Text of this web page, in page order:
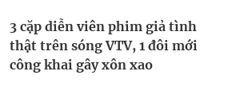
3 cặp diễn viên phim giả tình
thật trên sóng VTV, 1 đôi mới
công khai gây xôn xao